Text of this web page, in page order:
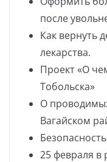
после
Как вернуть
лекарства.
Проект «О
Тобольска»
О
Вагайском
25 февраля в